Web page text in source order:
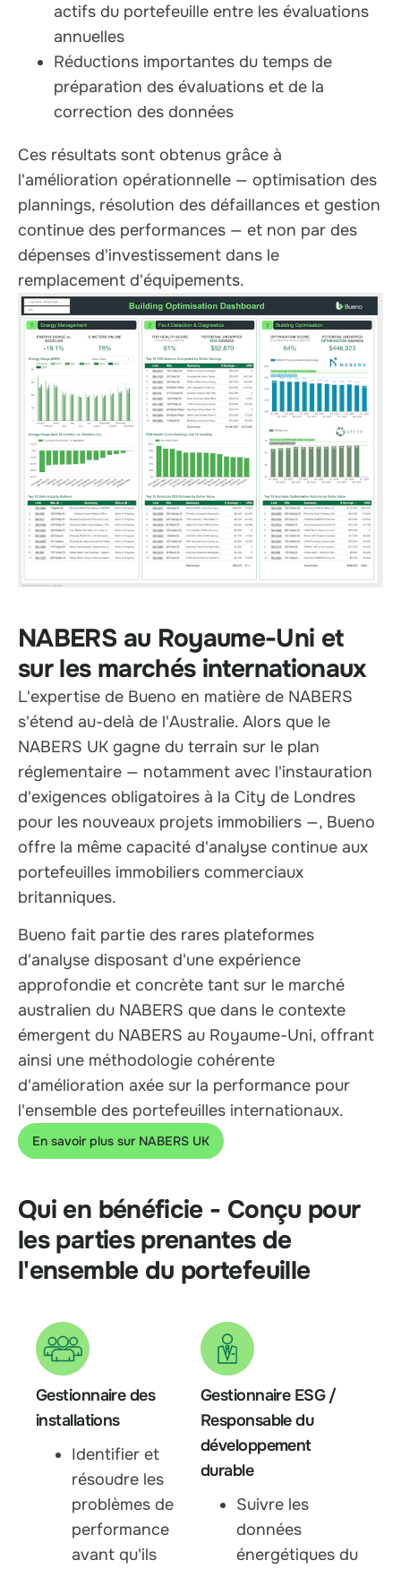
actifs du portefeuille entre les évaluations
annuelles
Réductions importantes du temps de
préparation des évaluations et de la
correction des données
Ces résultats sont obtenus grâce à
l'amélioration opérationnelle — optimisation des
plannings, résolution des défaillances et gestion
continue des performances — et non par des
dépenses d'investissement dans le
remplacement d'équipements.
NABERS au Royaume-Uni et
sur les marchés internationaux
L'expertise de Bueno en matière de NABERS
s'étend au-delà de l'Australie. Alors que le
NABERS UK gagne du terrain sur le plan
réglementaire — notamment avec l'instauration
d'exigences obligatoires à la City de Londres
pour les nouveaux projets immobiliers —, Bueno
offre la même capacité d'analyse continue aux
portefeuilles immobiliers commerciaux
britanniques.
Bueno fait partie des rares plateformes
d'analyse disposant d'une expérience
approfondie et concrète tant sur le marché
australien du NABERS que dans le contexte
émergent du NABERS au Royaume-Uni, offrant
ainsi une méthodologie cohérente
d'amélioration axée sur la performance pour
l'ensemble des portefeuilles internationaux.
En savoir plus sur NABERS UK
Qui en bénéficie - Conçu pour
les parties prenantes de
l'ensemble du portefeuille
Gestionnaire des
installations
Identifier et
résoudre les
problèmes de
performance
avant qu'ils
Gestionnaire ESG /
Responsable du
développement
durable
Suivre les
données
énergétiques du